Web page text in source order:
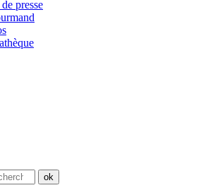
presse